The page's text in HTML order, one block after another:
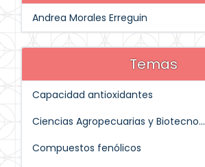
Andrea Morales Erreguin
Temas
Capacidad antioxidantes
Ciencias Agropecuarias y Biotecno...
Compuestos fenólicos